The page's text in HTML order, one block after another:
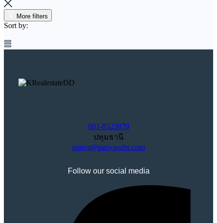
More filters
Sort by:
081-8523879
ปทุมธานี
panya@panyasubs.com
Follow our social media